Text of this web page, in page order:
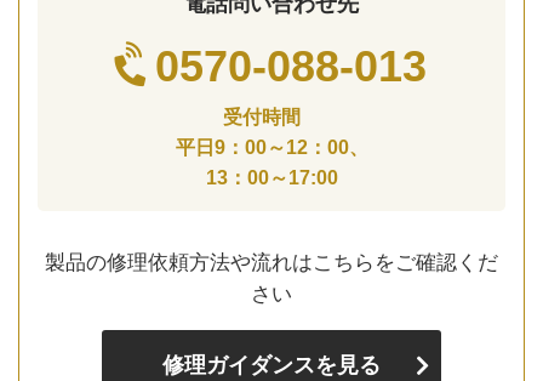
0570-088-013
受付時間
平日9：00～12：00、
13：00～17:00
製品の修理依頼方法や流れはこちらをご確認くだ
さい
修理ガイダンスを見る